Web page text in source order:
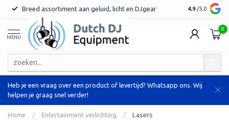
Breed assortiment aan geluid, licht en DJgear Tot 7 jaar
4.9 /5.0
MENU
0
Heb je een vraag over een product of levertijd? Whatsapp ons. Wij
helpen je graag snel verder!
Home / Entertainment verlichting / Lasers